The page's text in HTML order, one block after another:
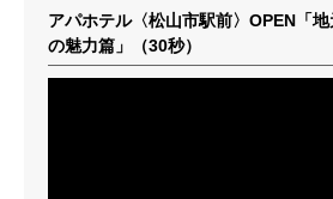
アパホテル〈松山市駅前〉OPEN「
の魅力篇」（30秒）